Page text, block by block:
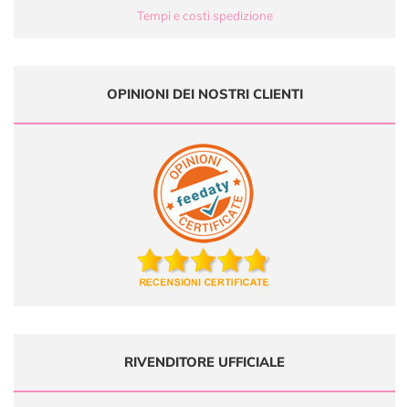
Tempi e costi spedizione
OPINIONI DEI NOSTRI CLIENTI
RIVENDITORE UFFICIALE